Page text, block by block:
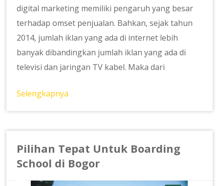
digital marketing memiliki pengaruh yang besar
terhadap omset penjualan. Bahkan, sejak tahun
2014, jumlah iklan yang ada di internet lebih
banyak dibandingkan jumlah iklan yang ada di
televisi dan jaringan TV kabel. Maka dari
Selengkapnya
Pilihan Tepat Untuk Boarding
School di Bogor